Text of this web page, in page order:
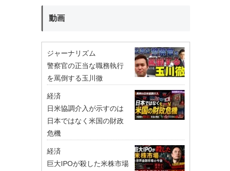
動画
ジャーナリズム
警察官の正当な職務執行
を罵倒する玉川徹
経済
日米協調介入が示すのは
日本ではなく米国の財政
危機
経済
巨大IPOが殺した米株市場